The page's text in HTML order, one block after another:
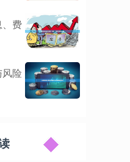
费
险